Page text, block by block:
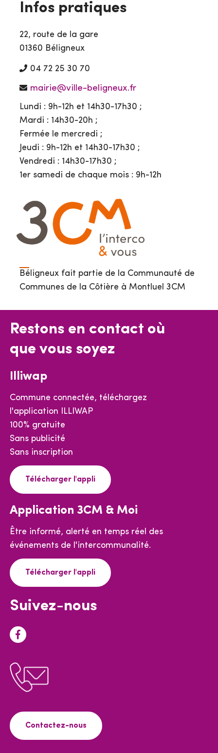
Infos pratiques
22, route de la gare
01360 Béligneux
04 72 25 30 70
mairie@ville-beligneux.fr
Lundi : 9h-12h et 14h30-17h30 ;
Mardi : 14h30-20h ;
Fermée le mercredi ;
Jeudi : 9h-12h et 14h30-17h30 ;
Vendredi : 14h30-17h30 ;
1er samedi de chaque mois : 9h-12h
Béligneux fait partie de la Communauté de
Communes de la Côtière à Montluel 3CM
Restons en contact où
que vous soyez
Illiwap
Commune connectée, téléchargez
l'application ILLIWAP
100% gratuite
Sans publicité
Sans inscription
Télécharger l'appli
Application 3CM & Moi
Être informé, alerté en temps réel des
événements de l'intercommunalité.
Télécharger l'appli
Suivez-nous
F
c
e
k
Contactez-nous